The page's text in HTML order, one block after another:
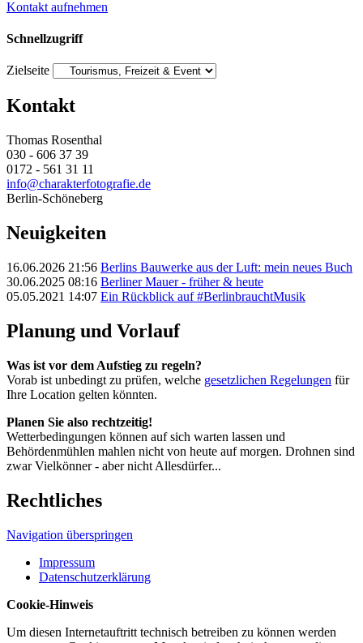
Kontakt aufnehmen
Schnellzugriff
Zielseite
Kontakt
Thomas Rosenthal
030 - 606 37 39
0172 - 561 31 11
info@charakterfotografie.de
Berlin-Schöneberg
Neuigkeiten
16.06.2026 21:56 Berlins Bauwerke aus der Luft: mein neues Buch
30.06.2025 08:16 Berliner Mauer - früher & heute
05.05.2021 14:07 Ein Rückblick auf #BerlinbrauchtMusik
Planung und Vorlauf
Was ist vor dem Aufstieg zu regeln?
Vorab ist unbedingt zu prüfen, welche gesetzlichen Regelungen für
Ihre Location gelten könnten.
Planen Sie also rechtzeitig!
Wetterbedingungen können auf sich warten lassen und
Behördenmühlen mahlen nicht von heute auf morgen. Drohnen sind
zwar Vielkönner - aber nicht Allesdürfer...
Rechtliches
Navigation überspringen
Impressum
Datenschutzerklärung
Cookie-Hinweis
Um diesen Internetauftritt technisch betreiben zu können werden